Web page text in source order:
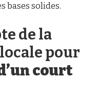
bases solides.
de la
pour
court